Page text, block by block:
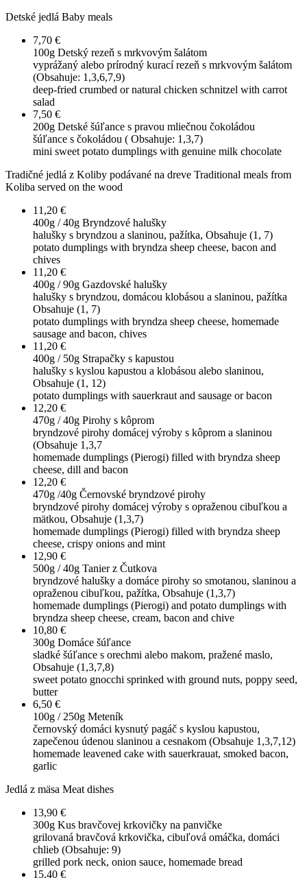
Detské jedlá Baby meals
7,70 €
100g Detský rezeň s mrkvovým šalátom
vyprážaný alebo prírodný kurací rezeň s mrkvovým šalátom
(Obsahuje: 1,3,6,7,9)
deep-fried crumbed or natural chicken schnitzel with carrot
salad
7,50 €
200g Detské šúľance s pravou mliečnou čokoládou
šúľance s čokoládou ( Obsahuje: 1,3,7)
mini sweet potato dumplings with genuine milk chocolate
Tradičné jedlá z Koliby podávané na dreve Traditional meals from
Koliba served on the wood
11,20 €
400g / 40g Bryndzové halušky
halušky s bryndzou a slaninou, pažítka, Obsahuje (1, 7)
potato dumplings with bryndza sheep cheese, bacon and
chives
11,20 €
400g / 90g Gazdovské halušky
halušky s bryndzou, domácou klobásou a slaninou, pažítka
Obsahuje (1, 7)
potato dumplings with bryndza sheep cheese, homemade
sausage and bacon, chives
11,20 €
400g / 50g Strapačky s kapustou
halušky s kyslou kapustou a klobásou alebo slaninou,
Obsahuje (1, 12)
potato dumplings with sauerkraut and sausage or bacon
12,20 €
470g / 40g Pirohy s kôprom
bryndzové pirohy domácej výroby s kôprom a slaninou
(Obsahuje 1,3,7
homemade dumplings (Pierogi) filled with bryndza sheep
cheese, dill and bacon
12,20 €
470g /40g Černovské bryndzové pirohy
bryndzové pirohy domácej výroby s opraženou cibuľkou a
mätkou, Obsahuje (1,3,7)
homemade dumplings (Pierogi) filled with bryndza sheep
cheese, crispy onions and mint
12,90 €
500g / 40g Tanier z Čutkova
bryndzové halušky a domáce pirohy so smotanou, slaninou a
opraženou cibuľkou, pažítka, Obsahuje (1,3,7)
homemade dumplings (Pierogi) and potato dumplings with
bryndza sheep cheese, cream, bacon and chive
10,80 €
300g Domáce šúľance
sladké šúľance s orechmi alebo makom, pražené maslo,
Obsahuje (1,3,7,8)
sweet potato gnocchi sprinked with ground nuts, poppy seed,
butter
6,50 €
100g / 250g Meteník
černovský domáci kysnutý pagáč s kyslou kapustou,
zapečenou údenou slaninou a cesnakom (Obsahuje 1,3,7,12)
homemade leavened cake with sauerkrauat, smoked bacon,
garlic
Jedlá z mäsa Meat dishes
13,90 €
300g Kus bravčovej krkovičky na panvičke
grilovaná bravčová krkovička, cibuľová omáčka, domáci
chlieb (Obsahuje: 9)
grilled pork neck, onion sauce, homemade bread
15,40 €